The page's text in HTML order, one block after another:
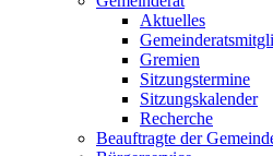
Aktuelles
Gremien
Sitzungstermine
Sitzungskalender
Recherche
Beauftragte der